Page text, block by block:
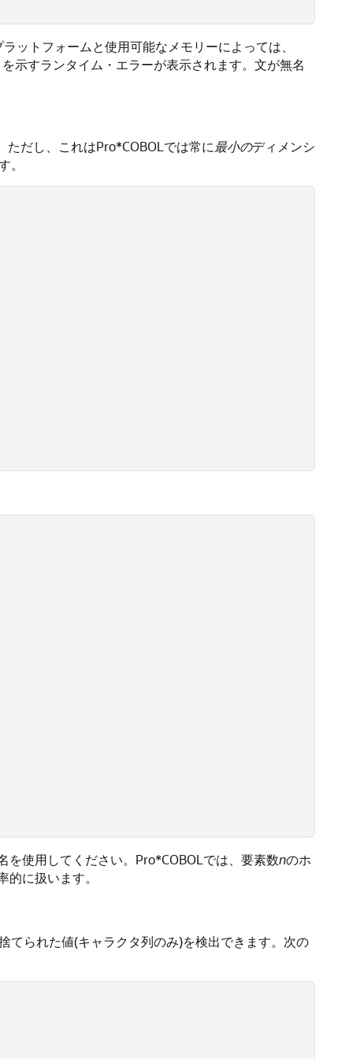
ットフォームと使用可能なメモリーによっては、
示すランタイム・エラーが表示されます。文が無名
だし、これはPro*COBOLでは常に最小のディメンシ
。
を使用してください。Pro*COBOLでは、要素数nのホ
に扱います。
てられた値(キャラクタ列のみ)を検出できます。次の